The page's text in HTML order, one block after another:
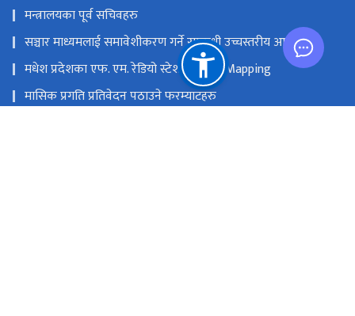
मन्त्रालयका पूर्व सचिवहरु
सञ्चार माध्यमलाई समावेशीकरण गर्ने सम्बन्धी उच्चस्तरीय आयोग
मधेश प्रदेशका एफ. एम. रेडियो स्टेशनको GIS Mapping
मासिक प्रगति प्रतिवेदन पठाउने फरम्याटहरु